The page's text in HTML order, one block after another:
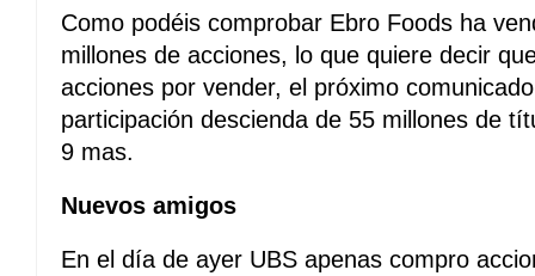
Como podéis comprobar Ebro Foods ha
millones de acciones, lo que quiere decir
acciones por vender, el próximo
participación descienda de 55 millones de
9 mas.
Nuevos amigos
En el día de ayer UBS apenas compro